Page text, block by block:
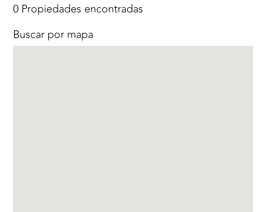
0 Propiedades encontradas
Buscar por mapa